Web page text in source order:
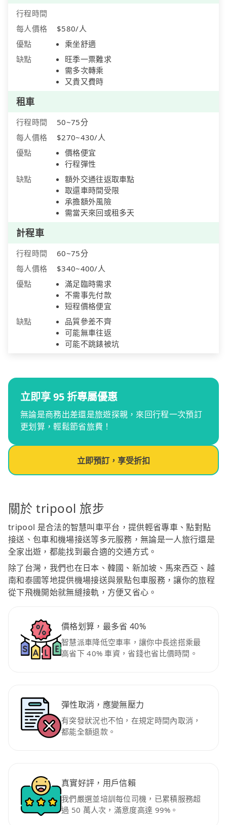
行程時間
每人價格
$580/人
優點
乘坐舒適
缺點
旺季一票難求
需多次轉乘
又貴又費時
租車
行程時間
50~75分
每人價格
$270~430/人
優點
價格便宜
行程彈性
缺點
額外交通往返取車點
取還車時間受限
承擔額外風險
需當天來回或租多天
計程車
行程時間
60~75分
每人價格
$340~400/人
優點
滿足臨時需求
不需事先付款
短程價格便宜
缺點
品質參差不齊
可能無車往返
可能不跳錶被坑
立即享 95 折專屬優惠
無論是商務出差還是旅遊探親，來回行程一次預訂
更划算，輕鬆節省旅費！
立即預訂，享受折扣
關於 tripool 旅步
tripool 是合法的智慧叫車平台，提供輕省專車、點對點
接送、包車和機場接送等多元服務，無論是一人旅行還是
全家出遊，都能找到最合適的交通方式。
除了台灣，我們也在日本、韓國、新加坡、馬來西亞、越
南和泰國等地提供機場接送與景點包車服務，讓你的旅程
從下飛機開始就無縫接軌，方便又省心。
價格划算，最多省 40%
智慧派車降低空車率，讓你中長途搭乘最
高省下 40% 車資，省錢也省比價時間。
彈性取消，應變無壓力
有突發狀況也不怕，在規定時間內取消，
都能全額退款。
真實好評，用戶信賴
我們嚴選並培訓每位司機，已累積服務超
過 50 萬人次，滿意度高達 99%。